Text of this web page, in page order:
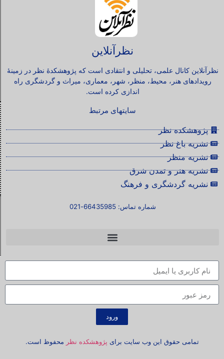
نظرآنلاین
نظرآنلاین کانال علمی، تحلیلی و انتقادی است که پژوهشکدۀ نظر در زمینۀ
رویدادهای هنر، محیط، منظر، شهر، معماری، میراث و گردشگری راه
اندازی کرده است.
سایتهای مرتبط
پژوهشکده نظر
نشریه باغ نظر
نشریه منظر
نشریه هنر و تمدن شرق
نشریه گردشگری و فرهنگ
شماره تماس: 66435985-021
ورود
تمامی حقوق این وب سایت برای پژوهشکده نظر محفوظ است.